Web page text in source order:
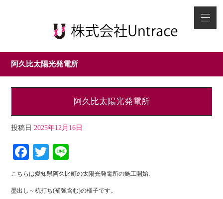
阿久比太陽光発電所
阿久比太陽光発電所
投稿日 2025年12月16日
Facebook
Twitter
こちらは愛知県阿久比町の太陽光発電所の施工開始、
墨出し～杭打ち(補強含む)の様子です。